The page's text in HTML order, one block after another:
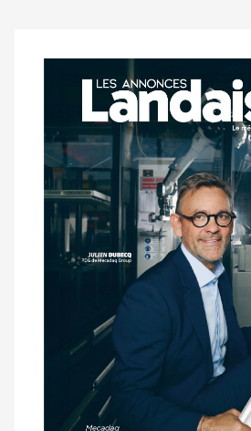
aux
abonnés
Notre
dernier
magazine